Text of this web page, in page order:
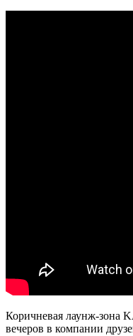
Коричневая лаунж-зона
вечеров в компании